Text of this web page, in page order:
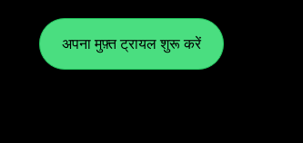
अपना मुफ़्त ट्रायल शुरू करें